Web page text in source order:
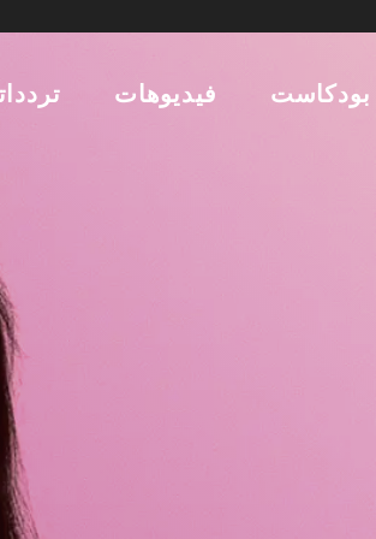
بودكاست فيديوهات